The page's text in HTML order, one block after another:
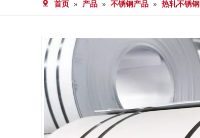
首页 » 产品 » 不锈钢产品 » 热轧不锈钢